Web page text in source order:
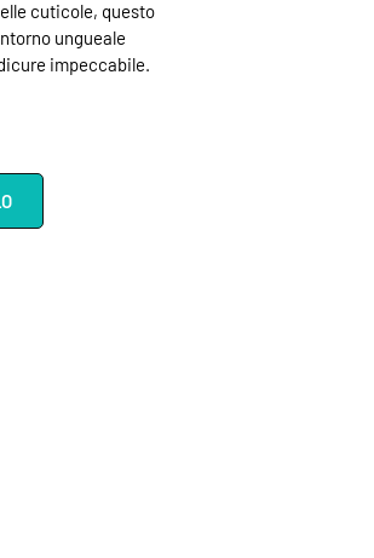
cuticole, questo
ungueale
impeccabile.